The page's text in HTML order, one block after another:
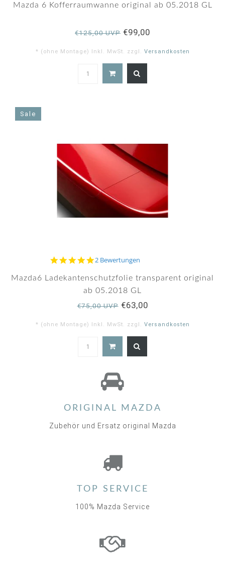
rating
Mazda 6 Kofferraumwanne original ab 05.2018 GL
€125,00 UVP €99,00
* (ohne Montage) Inkl. MwSt. zzgl. Versandkosten
Sale
5.0
rating
2 Bewertungen
Mazda6 Ladekantenschutzfolie transparent original
ab 05.2018 GL
€75,00 UVP€63,00
* (ohne Montage) Inkl. MwSt. zzgl. Versandkosten
ORIGINAL MAZDA
Zubehör und Ersatz original Mazda
TOP SERVICE
100% Mazda Service